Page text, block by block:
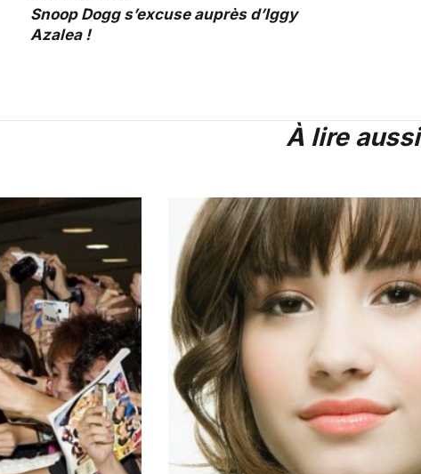
Snoop Dogg s’excuse auprès d’Iggy
Azalea !
À lire aussi